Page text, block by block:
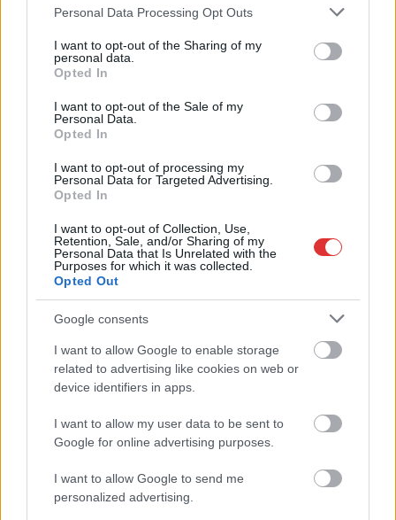
Please note that this website/app uses one or more Google
not limited to your visit or usage behaviour. You may click to
grant or deny consent to Google and its third-party tags to
use your data for below specified purposes in below Google
consent section.
Personal Data Processing Opt Outs
I want to opt-out of the Sharing of my
personal data.
Opted In
I want to opt-out of the Sale of my
Personal Data.
Opted In
I want to opt-out of processing my
Personal Data for Targeted Advertising.
Opted In
I want to opt-out of Collection, Use,
Retention, Sale, and/or Sharing of my
Personal Data that Is Unrelated with the
Purposes for which it was collected.
Opted Out
Google consents
I want to allow Google to enable storage
related to advertising like cookies on web or
device identifiers in apps.
I want to allow my user data to be sent to
Google for online advertising purposes.
I want to allow Google to send me
personalized advertising.
tenyésztett hetven
kiskutya hangszálát
műtéti úton kivágató
elsőfokú, felfüggesztett
börtönbüntetés mellett
döntő ítélete másodfokon módosításra került, a Karcagi
Járásbíróság 1 év 7 hónap végrehajtandó szabadságvesztésre
ítélte. Ezzel az ügy jogerősen befejeződött, az orvos hollétéről
állatvédelmi berkekben több okból is nagy visszhangot keltett
az ügy, egyrészt különös kegyetlenségről tesz tanúbizonyságot
az, aki, csak azért, hogy a szaporítótelepén ne ugassanak a
kiskutyák, inkább egyesével kivágatja a hangszálaikat,
másrészt, végre nem felfüggesztett…
TOVÁBB OLVASOM
JNSZ megyei hírek állatkínzás,
Nagy bunyó az állatorvosi rendelőben,
doktor